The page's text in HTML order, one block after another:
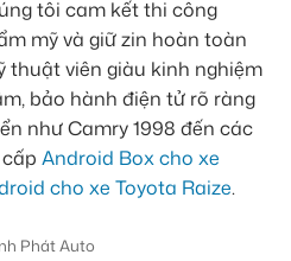
tôi cam kết thi công
mỹ và giữ zin hoàn toàn
thuật viên giàu kinh nghiệm
bảo hành điện tử rõ ràng
như Camry 1998 đến các
Android Box cho xe
cho xe Toyota Raize.
Phát Auto